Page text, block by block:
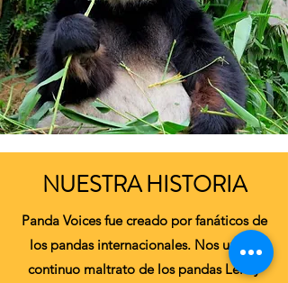
NUESTRA HISTORIA
Panda Voices fue creado por fanáticos de
los pandas internacionales. Nos une el
continuo maltrato de los pandas Lele y